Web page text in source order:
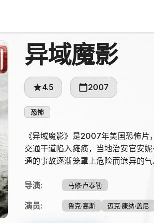
异域魔影
4.5 2007
恐怖
《异域魔影》是2007年美国恐怖
交通干道陷入瘫痪，当地治安官安
通的事故逐渐笼罩上危险而诡异的气
导演: 马修·卢泰勒
演员: 鲁克·高斯 迈克·康纳·盖尼